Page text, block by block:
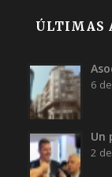
ÚLTIMAS
6
Un
2